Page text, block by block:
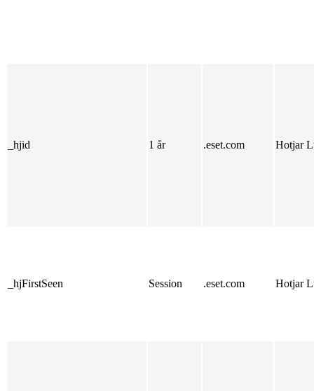
_hjid 1 år .eset.com Hotjar
_hjFirstSeen Session .eset.com Hotjar